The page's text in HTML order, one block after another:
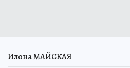
Илона МАЙСКАЯ